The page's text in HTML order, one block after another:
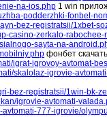
na-ios.php 1 win
podderzhki-fonbet-
bez-registratsii/1xbet-
casino-zerkalo-
sayta-na-
фонбет
igrat-igrovoy-avtomat-
skalolaz-igrovie-
bez-registratsii/1win-bk-
igrovie-avtomati-
777-igrovie/